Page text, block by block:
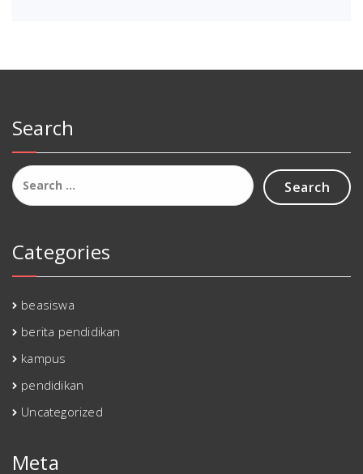
Search
Search
for:
Categories
beasiswa
berita pendidikan
kampus
pendidikan
Uncategorized
Meta